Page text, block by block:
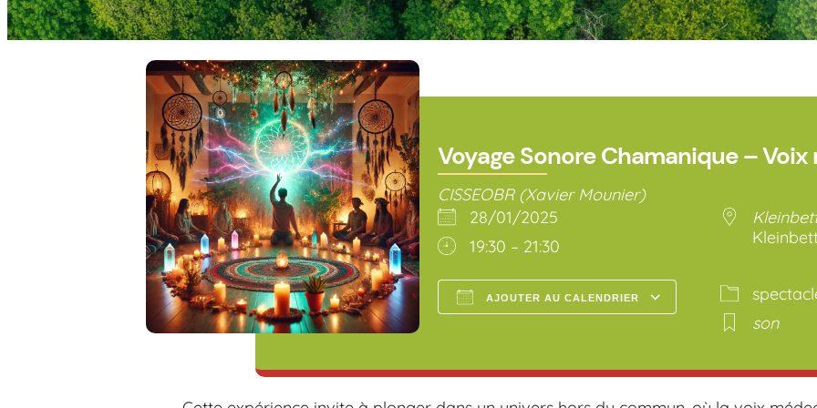
Voyage Sonore Chamanique –
CISSEOBR (Xavier Mounier)
28/01/2025
19:30 – 21:30
AJOUTER AU CALENDRIER
Calendrier
son